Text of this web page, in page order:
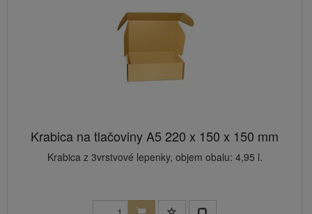
Krabica na tlačoviny A5 220 x 150 x 150 mm
Krabica z 3vrstvové lepenky, objem obalu: 4,95 l.